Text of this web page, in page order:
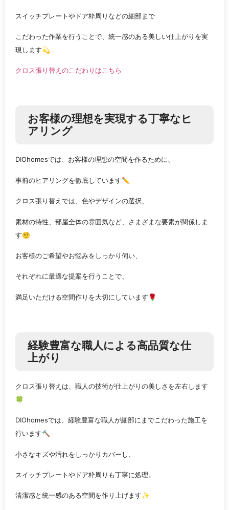
スイッチプレートやドア枠周りなどの細部まで
こだわった作業を行うことで、統一感のある美しい仕上がりを実
現します💫
クロス張り替えのこだわりはこちら
お客様の理想を実現する丁寧なヒ
アリング
DIOhomesでは、お客様の理想の空間を作るために、
事前のヒアリングを徹底しています✏️
クロス張り替えでは、色やデザインの選択、
素材の特性、部屋全体の雰囲気など、さまざまな要素が関係しま
す🤨
お客様のご希望やお悩みをしっかり伺い、
それぞれに最適な提案を行うことで、
満足いただける空間作りを大切にしています🌹
経験豊富な職人による高品質な仕
上がり
クロス張り替えは、職人の技術が仕上がりの美しさを左右します
🍀
DIOhomesでは、経験豊富な職人が細部にまでこだわった施工を
行います🔨
小さなキズや汚れをしっかりカバーし、
スイッチプレートやドア枠周りも丁寧に処理。
清潔感と統一感のある空間を作り上げます✨